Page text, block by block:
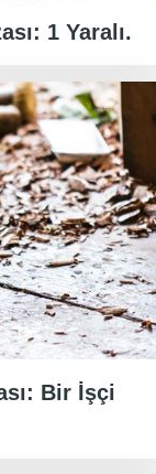
1 Yaralı.
Bir İşçi